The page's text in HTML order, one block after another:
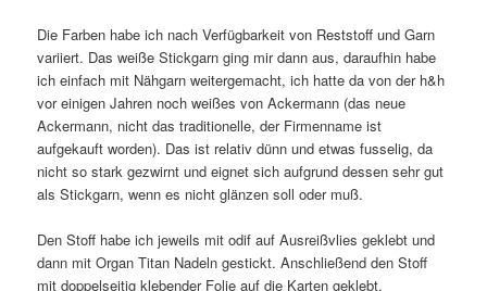
Die Farben habe ich nach Verfügbarkeit von Reststoff und Garn
variiert. Das weiße Stickgarn ging mir dann aus, daraufhin habe
ich einfach mit Nähgarn weitergemacht, ich hatte da von der h&h
vor einigen Jahren noch weißes von Ackermann (das neue
Ackermann, nicht das traditionelle, der Firmenname ist
aufgekauft worden). Das ist relativ dünn und etwas fusselig, da
nicht so stark gezwirnt und eignet sich aufgrund dessen sehr gut
als Stickgarn, wenn es nicht glänzen soll oder muß.
Den Stoff habe ich jeweils mit odif auf Ausreißvlies geklebt und
dann mit Organ Titan Nadeln gestickt. Anschließend den Stoff
mit doppelseitig klebender Folie auf die Karten geklebt.